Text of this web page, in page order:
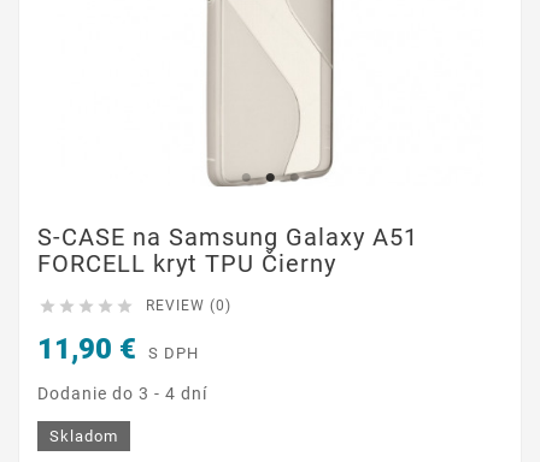
S-CASE na Samsung Galaxy A51
FORCELL kryt TPU Čierny
     REVIEW (0)
11,90 € S DPH
Dodanie do 3 - 4 dní
Skladom